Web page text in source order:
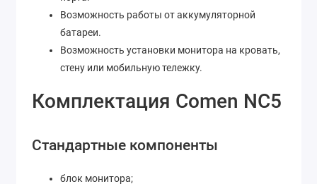
Возможность работы от аккумуляторной
батареи.
Возможность установки монитора на кровать,
стену или мобильную тележку.
Комплектация Comen NC5
Стандартные компоненты
блок монитора;